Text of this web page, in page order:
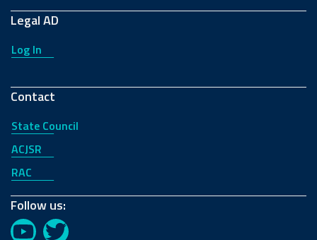
Legal AD
Log In
Contact
State Council
ACJSR
RAC
Follow us: